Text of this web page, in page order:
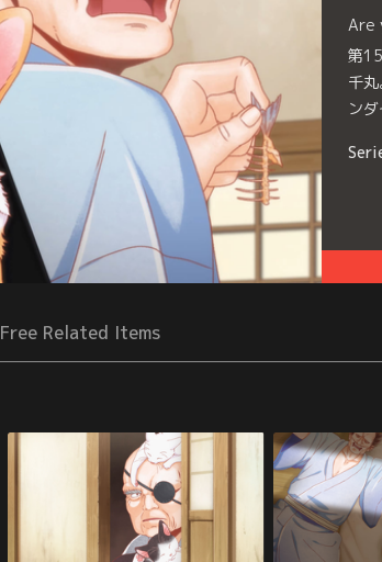
Are
第
千
ン
Free Related Items